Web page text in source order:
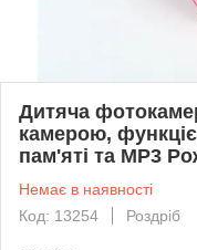
Дитяча
камерою,
пам'яті та MP3
Немає в наявності
Код: 13254
Роздріб